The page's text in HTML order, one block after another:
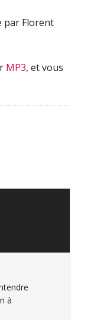
par Florent
MP3, et vous
à